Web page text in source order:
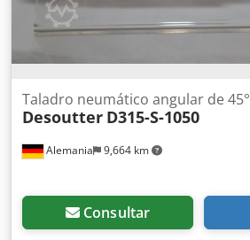
Alemania 9,664 km
Taladro neumático angular de 45°
Desoutter D315-S-1050
Consultar